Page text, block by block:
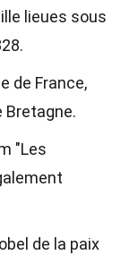
lieues sous
de France,
Bretagne.
"Les
de la paix